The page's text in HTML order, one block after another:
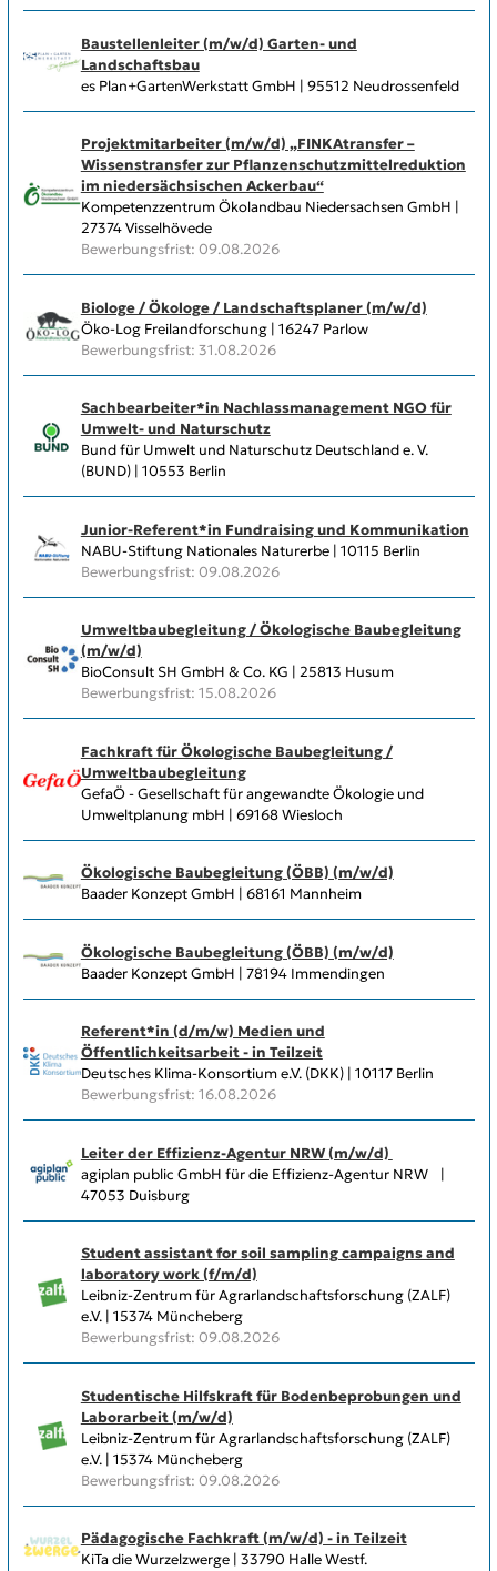
Baustellenleiter (m/w/d) Garten- und
Landschaftsbau
es Plan+GartenWerkstatt GmbH | 95512 Neudrossenfeld
Projektmitarbeiter (m/w/d) „FINKAtransfer –
Wissenstransfer zur Pflanzenschutzmittelreduktion
im niedersächsischen Ackerbau“
Kompetenzzentrum Ökolandbau Niedersachsen GmbH |
27374 Visselhövede
Bewerbungsfrist: 09.08.2026
Biologe / Ökologe / Landschaftsplaner (m/w/d)
Öko-Log Freilandforschung | 16247 Parlow
Bewerbungsfrist: 31.08.2026
Sachbearbeiter*in Nachlassmanagement NGO für
Umwelt- und Naturschutz
Bund für Umwelt und Naturschutz Deutschland e. V.
(BUND) | 10553 Berlin
Junior-Referent*in Fundraising und Kommunikation
NABU-Stiftung Nationales Naturerbe | 10115 Berlin
Bewerbungsfrist: 09.08.2026
Umweltbaubegleitung / Ökologische Baubegleitung
(m/w/d)
BioConsult SH GmbH & Co. KG | 25813 Husum
Bewerbungsfrist: 15.08.2026
Fachkraft für Ökologische Baubegleitung /
Umweltbaubegleitung
GefaÖ - Gesellschaft für angewandte Ökologie und
Umweltplanung mbH | 69168 Wiesloch
Ökologische Baubegleitung (ÖBB) (m/w/d)
Baader Konzept GmbH | 68161 Mannheim
Ökologische Baubegleitung (ÖBB) (m/w/d)
Baader Konzept GmbH | 78194 Immendingen
Referent*in (d/m/w) Medien und
Öffentlichkeitsarbeit - in Teilzeit
Deutsches Klima-Konsortium e.V. (DKK) | 10117 Berlin
Bewerbungsfrist: 16.08.2026
Leiter der Effizienz-Agentur NRW (m/w/d)
agiplan public GmbH für die Effizienz-Agentur NRW |
47053 Duisburg
Student assistant for soil sampling campaigns and
laboratory work (f/m/d)
Leibniz-Zentrum für Agrarlandschaftsforschung (ZALF)
e.V. | 15374 Müncheberg
Bewerbungsfrist: 09.08.2026
Studentische Hilfskraft für Bodenbeprobungen und
Laborarbeit (m/w/d)
Leibniz-Zentrum für Agrarlandschaftsforschung (ZALF)
e.V. | 15374 Müncheberg
Bewerbungsfrist: 09.08.2026
Pädagogische Fachkraft (m/w/d) - in Teilzeit
KiTa die Wurzelzwerge | 33790 Halle Westf.